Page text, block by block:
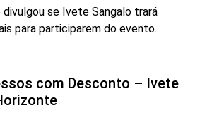
divulgou se Ivete Sangalo trará
para participarem do evento.
com Desconto – Ivete